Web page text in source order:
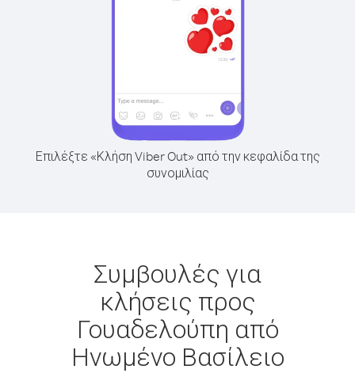
Επιλέξτε «Κλήση Viber Out» από την κεφαλίδα της
συνομιλίας
Συμβουλές για
κλήσεις προς
Γουαδελούπη από
Ηνωμένο Βασίλειο